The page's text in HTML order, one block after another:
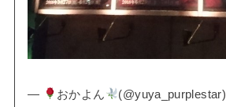
— おかよん (@yuya_purplestar)